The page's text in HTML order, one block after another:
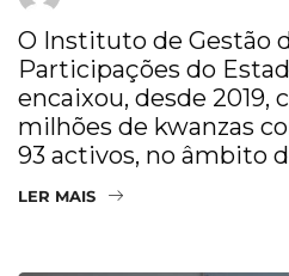
O Instituto de Gestão
Participações do
encaixou, desde 2019,
milhões de kwanzas
93 activos, no âmbito
LER MAIS